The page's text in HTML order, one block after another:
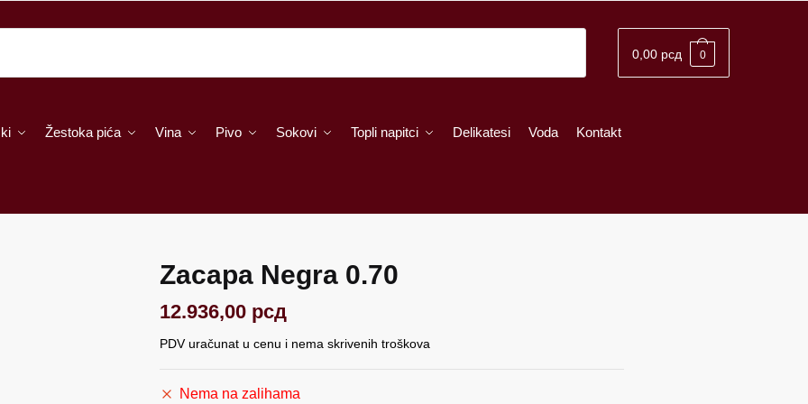
0,00 рсд 0
Žestoka pića Vina Pivo Sokovi Topli napitci Delikatesi Voda Kontakt
Zacapa Negra 0.70
12.936,00 рсд
PDV uračunat u cenu i nema skrivenih troškova
Nema na zalihama